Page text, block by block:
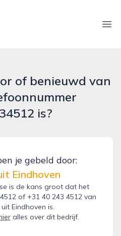
of benieuwd van
is?
je gebeld door:
Eindhoven
is de kans groot dat het
of +31 40 243 4512 van
Eindhoven is.
alles over dit bedrijf.